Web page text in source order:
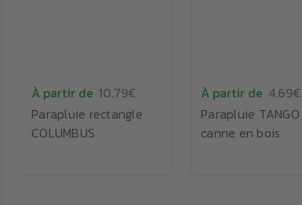
À partir de 10.79€
Parapluie rectangle
COLUMBUS
À partir de 4.69€
Parapluie
canne en bois